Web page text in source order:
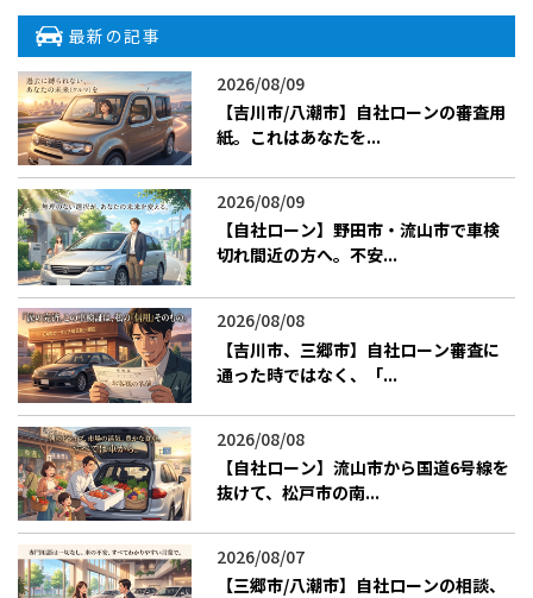
最新の記事
2026/08/09
【吉川市/八潮市】自社ローンの審査用
紙。これはあなたを...
2026/08/09
【自社ローン】野田市・流山市で車検
切れ間近の方へ。不安...
2026/08/08
【吉川市、三郷市】自社ローン審査に
通った時ではなく、「...
2026/08/08
【自社ローン】流山市から国道6号線を
抜けて、松戸市の南...
2026/08/07
【三郷市/八潮市】自社ローンの相談、